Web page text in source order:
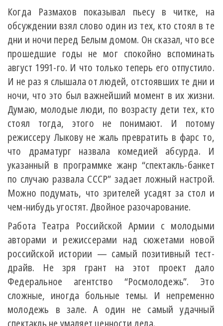
Когда Размахов показывал пьесу в читке, на
обсуждении взял слово один из тех, кто стоял в те
дни и ночи перед Белым домом. Он сказал, что все
прошедшие годы не мог спокойно вспоминать
август 1991-го. И что только теперь его отпустило.
И не раз я слышала от людей, отстоявших те дни и
ночи, что это был важнейший момент в их жизни.
Думаю, молодые люди, по возрасту дети тех, кто
стоял тогда, этого не понимают. И потому
режиссеру Лыкову не жаль превратить в фарс то,
что драматург назвала комедией абсурда. И
указанный в программке жанр “спектакль-банкет
по случаю развала СССР” задает ложный настрой.
Можно подумать, что зрителей усадят за стол и
чем-нибудь угостят. Двойное разочарование.
Работа Театра Российской Армии с молодыми
авторами и режиссерами над сюжетами новой
российской истории — самый позитивный тест-
драйв. Не зря грант на этот проект дало
Федеральное агентство “Росмолодежь”. Это
сложные, иногда больные темы. И непременно
молодежь в зале. А один не самый удачный
спектакль не умаляет ценности дела.